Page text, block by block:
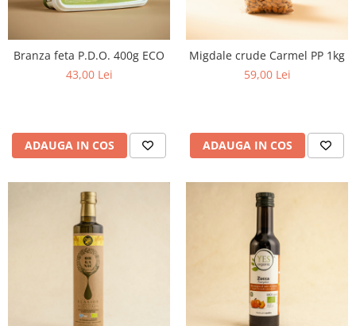
Branza feta P.D.O. 400g ECO
43,00 Lei
ADAUGA IN COS
Migdale crude Carmel PP 1kg
59,00 Lei
ADAUGA IN COS